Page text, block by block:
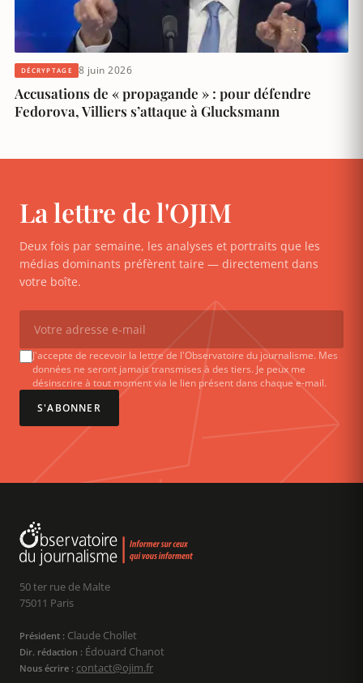
DÉCRYPTAGE 8 juin 2026
Accusations de « propagande » : pour défendre
Fedorova, Villiers s’attaque à Glucksmann
La lettre de l'OJIM
Deux fois par semaine, les analyses et portraits que les
médias dominants préfèrent taire — directement dans
votre boîte.
J'accepte de recevoir la lettre de l'Observatoire du journalisme. Mes
données ne seront jamais transmises à des tiers. Je peux me
désinscrire à tout moment via le lien présent dans chaque e-mail.
S'ABONNER
50 ter rue de Malte
75011 Paris
Président : Claude Chollet
Dir. rédaction : Édouard Chanot
Nous écrire : contact@ojim.fr